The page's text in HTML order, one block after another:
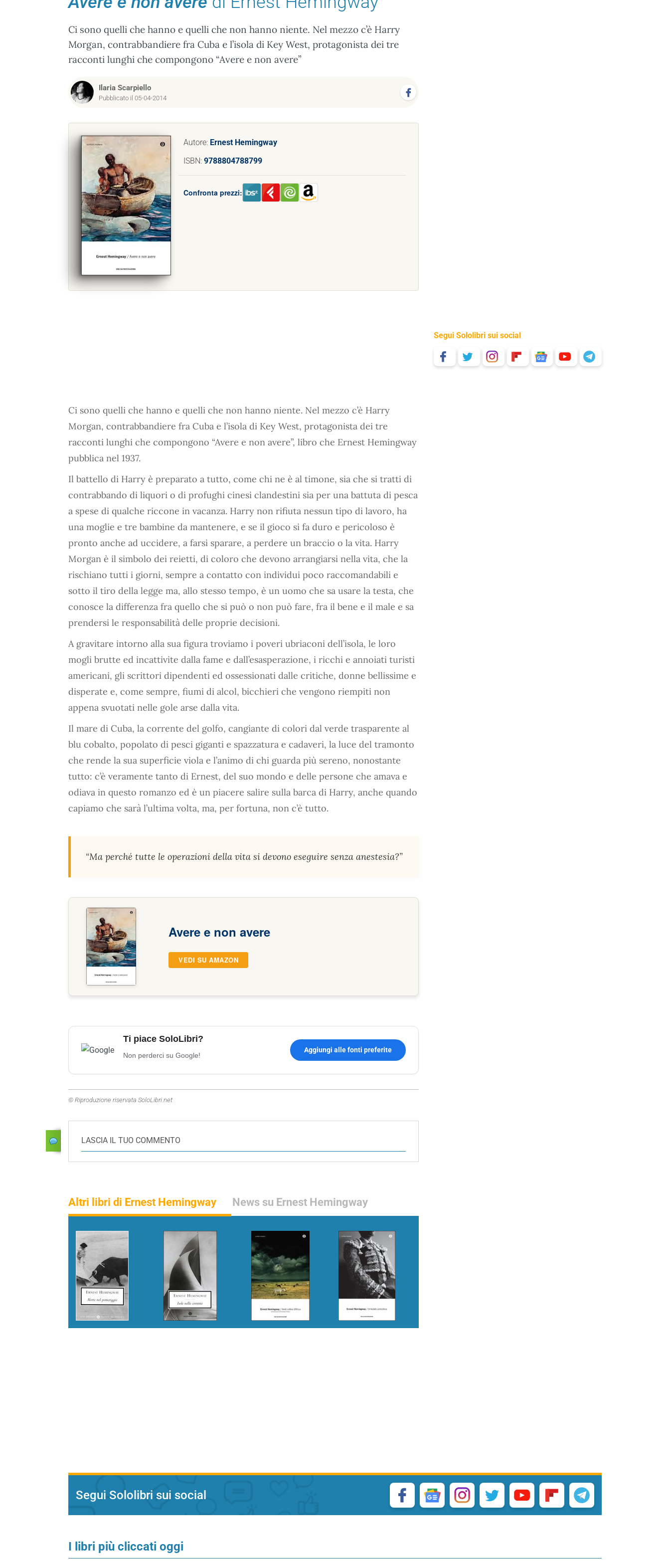
Ci sono quelli che hanno e quelli che non hanno niente. Nel mezzo c’è Harry
Morgan, contrabbandiere fra Cuba e l’isola di Key West, protagonista dei tre
racconti lunghi che compongono “Avere e non avere”
Ilaria Scarpiello
Pubblicato il 05-04-2014
Autore: Ernest Hemingway
ISBN: 9788804788799
Confronta prezzi:
Ci sono quelli che hanno e quelli che non hanno niente. Nel mezzo c’è Harry
Morgan, contrabbandiere fra Cuba e l’isola di Key West, protagonista dei tre
racconti lunghi che compongono “Avere e non avere”, libro che Ernest Hemingway
pubblica nel 1937.
Il battello di Harry è preparato a tutto, come chi ne è al timone, sia che si tratti di
contrabbando di liquori o di profughi cinesi clandestini sia per una battuta di pesca
a spese di qualche riccone in vacanza. Harry non rifiuta nessun tipo di lavoro, ha
una moglie e tre bambine da mantenere, e se il gioco si fa duro e pericoloso è
pronto anche ad uccidere, a farsi sparare, a perdere un braccio o la vita. Harry
Morgan è il simbolo dei reietti, di coloro che devono arrangiarsi nella vita, che la
rischiano tutti i giorni, sempre a contatto con individui poco raccomandabili e
sotto il tiro della legge ma, allo stesso tempo, è un uomo che sa usare la testa, che
conosce la differenza fra quello che si può o non può fare, fra il bene e il male e sa
prendersi le responsabilità delle proprie decisioni.
A gravitare intorno alla sua figura troviamo i poveri ubriaconi dell’isola, le loro
mogli brutte ed incattivite dalla fame e dall’esasperazione, i ricchi e annoiati turisti
americani, gli scrittori dipendenti ed ossessionati dalle critiche, donne bellissime e
disperate e, come sempre, fiumi di alcol, bicchieri che vengono riempiti non
appena svuotati nelle gole arse dalla vita.
Il mare di Cuba, la corrente del golfo, cangiante di colori dal verde trasparente al
blu cobalto, popolato di pesci giganti e spazzatura e cadaveri, la luce del tramonto
che rende la sua superficie viola e l’animo di chi guarda più sereno, nonostante
tutto: c’è veramente tanto di Ernest, del suo mondo e delle persone che amava e
odiava in questo romanzo ed è un piacere salire sulla barca di Harry, anche quando
capiamo che sarà l’ultima volta, ma, per fortuna, non c’è tutto.
“Ma perché tutte le operazioni della vita si devono eseguire senza anestesia?”
Avere e non avere
VEDI SU AMAZON
Ti piace SoloLibri?
Non perderci su Google!
Aggiungi alle fonti preferite
© Riproduzione riservata SoloLibri.net
LASCIA IL TUO COMMENTO
Altri libri di Ernest Hemingway News su Ernest Hemingway
Segui Sololibri sui social
Segui Sololibri sui social
I libri più cliccati oggi